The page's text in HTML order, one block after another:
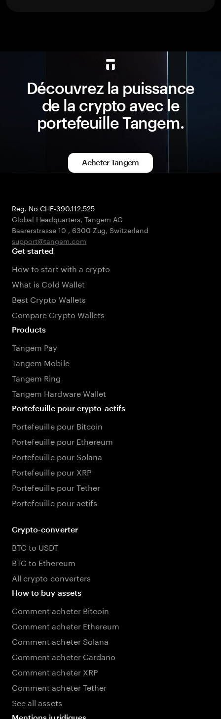
Découvrez la puissance
de la crypto avec le
portefeuille Tangem.
Acheter Tangem
Reg. No CHE-390.112.525
Global Headquarters, Tangem AG
Baarerstrasse 10 , 6300 Zug, Switzerland
support@tangem.com
Get started
How to start with a crypto
What is Cold Wallet
Best Crypto Wallets
Compare Crypto Wallets
Products
Tangem Pay
Tangem Mobile
Tangem Ring
Tangem Hardware Wallet
Portefeuille pour crypto-actifs
Portefeuille pour Bitcoin
Portefeuille pour Ethereum
Portefeuille pour Solana
Portefeuille pour XRP
Portefeuille pour Tether
Portefeuille pour actifs
Crypto-converter
BTC to USDT
BTC to Ethereum
All crypto converters
How to buy assets
Comment acheter Bitcoin
Comment acheter Ethereum
Comment acheter Solana
Comment acheter Cardano
Comment acheter XRP
Comment acheter Tether
See all assets